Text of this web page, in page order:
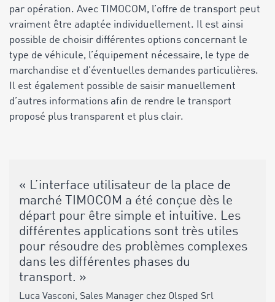
par opération. Avec TIMOCOM, l’offre de transport peut
vraiment être adaptée individuellement. Il est ainsi
possible de choisir différentes options concernant le
type de véhicule, l’équipement nécessaire, le type de
marchandise et d'éventuelles demandes particulières.
Il est également possible de saisir manuellement
d’autres informations afin de rendre le transport
proposé plus transparent et plus clair.
« L’interface utilisateur de la place de
marché TIMOCOM a été conçue dès le
départ pour être simple et intuitive. Les
différentes applications sont très utiles
pour résoudre des problèmes complexes
dans les différentes phases du
transport. »
Luca Vasconi, Sales Manager chez Olsped Srl